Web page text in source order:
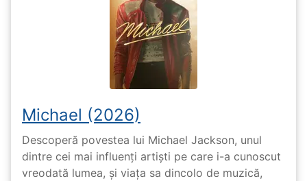
Michael (2026)
Descoperă povestea lui Michael Jackson, unul
dintre cei mai influenți artiști pe care i-a cunoscut
vreodată lumea, și viața sa dincolo de muzică,